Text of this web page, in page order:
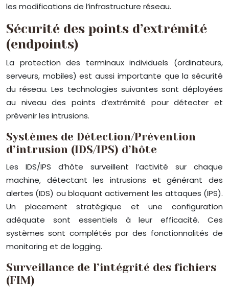
les modifications de l’infrastructure réseau.
Sécurité des points d’extrémité
(endpoints)
La protection des terminaux individuels (ordinateurs,
serveurs, mobiles) est aussi importante que la sécurité
du réseau. Les technologies suivantes sont déployées
au niveau des points d’extrémité pour détecter et
prévenir les intrusions.
Systèmes de Détection/Prévention
d’intrusion (IDS/IPS) d’hôte
Les IDS/IPS d’hôte surveillent l’activité sur chaque
machine, détectant les intrusions et générant des
alertes (IDS) ou bloquant activement les attaques (IPS).
Un placement stratégique et une configuration
adéquate sont essentiels à leur efficacité. Ces
systèmes sont complétés par des fonctionnalités de
monitoring et de logging.
Surveillance de l’intégrité des fichiers
(FIM)